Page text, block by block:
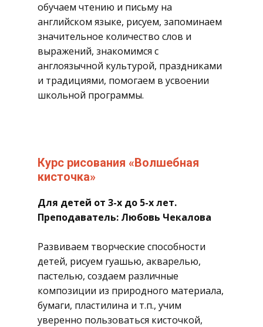
обучаем чтению и письму на
английском языке, рисуем, запоминаем
значительное количество слов и
выражений, знакомимся с
англоязычной культурой, праздниками
и традициями, помогаем в усвоении
школьной программы.
​Курс рисования «Волшебная
кисточка»
Для детей от 3-х до 5-х лет.
Преподаватель: Любовь Чекалова
​Развиваем творческие способности
детей, рисуем гуашью, акварелью,
пастелью, создаем различные
композиции из природного материала,
бумаги, пластилина и т.п., учим
уверенно пользоваться кисточкой,